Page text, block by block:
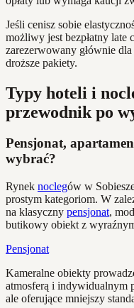
Jeśli cenisz sobie
możliwy jest bezpłatny late
zarezerwowany głównie
droższe pakiety.
Typy hoteli i
przewodnik po
Pensjonat,
wybrać?
Rynek noclegów w
prostym kategoriom. W
na klasyczny pensjonat,
butikowy obiekt z
Pensjonat
Kameralne obiekty
atmosferą i indywidualnym
ale oferujące mniejszy